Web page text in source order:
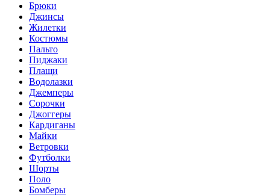
Брюки
Джинсы
Жилетки
Костюмы
Пальто
Пиджаки
Плащи
Водолазки
Джемперы
Сорочки
Джоггеры
Кардиганы
Майки
Ветровки
Футболки
Шорты
Поло
Бомберы